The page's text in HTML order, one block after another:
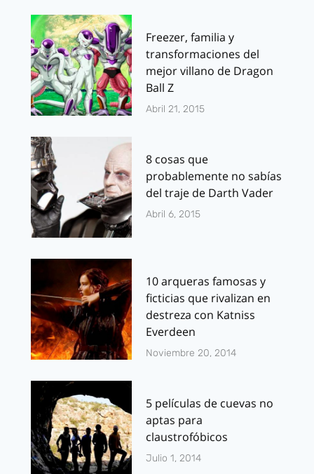
Freezer, familia y
transformaciones del
mejor villano de Dragon
Ball Z
Abril 21, 2015
8 cosas que
probablemente no sabías
del traje de Darth Vader
Abril 6, 2015
10 arqueras famosas y
ficticias que rivalizan en
destreza con Katniss
Everdeen
Noviembre 20, 2014
5 películas de cuevas no
aptas para
claustrofóbicos
Julio 1, 2014